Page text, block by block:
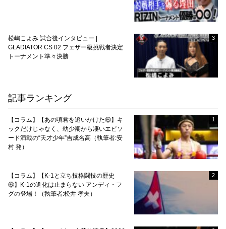
松嶋こよみ 試合後インタビュー |
GLADIATOR CS 02 フェザー級挑戦者決定
トーナメント準々決勝
3
記事ランキング
【コラム】【あの頃君を追いかけた⑥】キ
ックだけじゃなく、幼少期から凄いエピソ
ード満載の“天才少年”吉成名高（執筆者:安
村 発）
1
【コラム】【K-1と立ち技格闘技の歴史
⑥】K-1の進化は止まらない アンディ・フ
グの登場！（執筆者:松井 孝夫）
2